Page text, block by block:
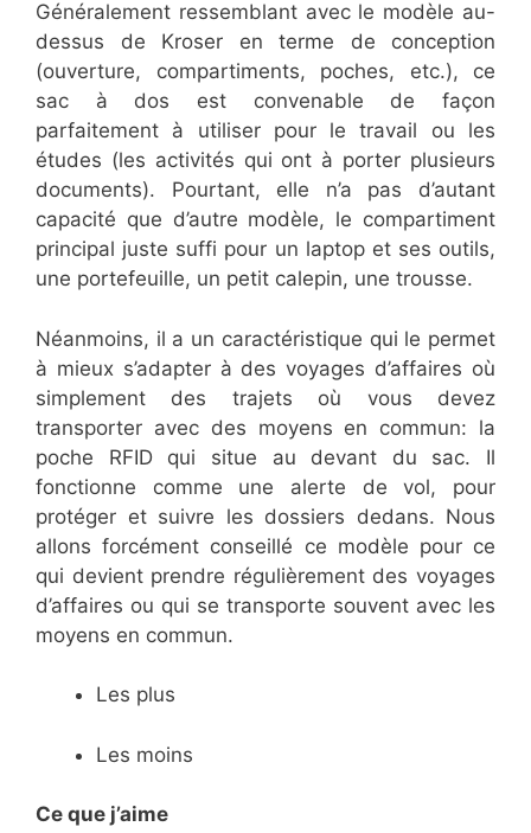
Généralement ressemblant avec le modèle au-
dessus de Kroser en terme de conception
(ouverture, compartiments, poches, etc.), ce
sac à dos est convenable de façon
parfaitement à utiliser pour le travail ou les
études (les activités qui ont à porter plusieurs
documents). Pourtant, elle n’a pas d’autant
capacité que d’autre modèle, le compartiment
principal juste suffi pour un laptop et ses outils,
une portefeuille, un petit calepin, une trousse.
Néanmoins, il a un caractéristique qui le permet
à mieux s’adapter à des voyages d’affaires où
simplement des trajets où vous devez
transporter avec des moyens en commun: la
poche RFID qui situe au devant du sac. Il
fonctionne comme une alerte de vol, pour
protéger et suivre les dossiers dedans. Nous
allons forcément conseillé ce modèle pour ce
qui devient prendre régulièrement des voyages
d’affaires ou qui se transporte souvent avec les
moyens en commun.
Les plus
Les moins
Ce que j’aime